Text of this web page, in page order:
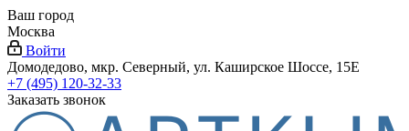
Ваш город
Москва
Войти
Домодедово, мкр. Северный, ул. Каширское Шоссе, 15Е
+7 (495) 120-32-33
Заказать звонок